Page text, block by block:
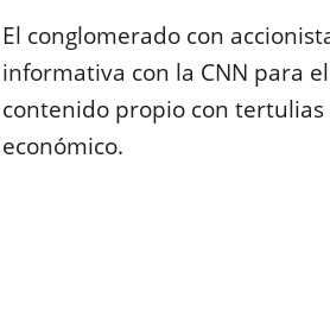
El conglomerado con
informativa con la CNN para
contenido propio con
económico.